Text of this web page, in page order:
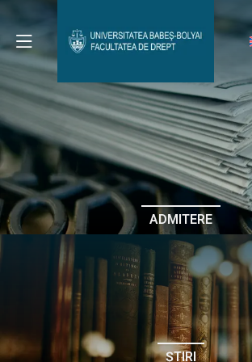
Avizier Studenți
Studii
Admitere
Erasmus & Internațional
Despre Facultate
ADMITERE
ȘTIRI